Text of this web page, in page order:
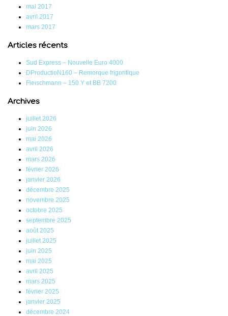
mai 2017
avril 2017
mars 2017
Articles récents
Sud Express – Nouvelle Euro 4000
DProductioN160 – Remorque frigorifique
Fleischmann – 150 Y et BB 7200
Archives
juillet 2026
juin 2026
mai 2026
avril 2026
mars 2026
février 2026
janvier 2026
décembre 2025
novembre 2025
octobre 2025
septembre 2025
août 2025
juillet 2025
juin 2025
mai 2025
avril 2025
mars 2025
février 2025
janvier 2025
décembre 2024